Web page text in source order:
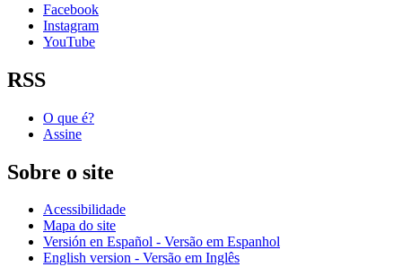
Facebook
Instagram
YouTube
RSS
O que é?
Assine
Sobre o site
Acessibilidade
Mapa do site
Versión en Español - Versão em Espanhol
English version - Versão em Inglês